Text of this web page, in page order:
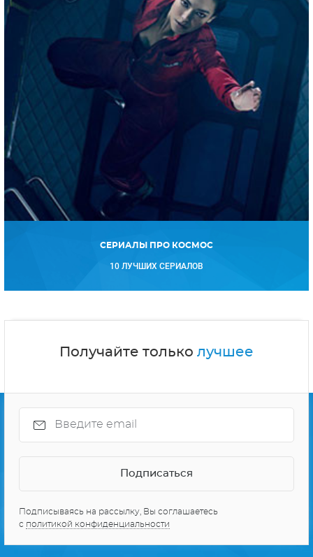
СЕРИАЛЫ ПРО КОСМОС
10 ЛУЧШИХ СЕРИАЛОВ
Получайте только лучшее
Подписываясь на рассылку, Вы соглашаетесь
с политикой конфиденциальности